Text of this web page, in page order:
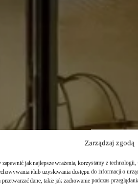
Zarządzaj zgodą
jak najlepsze wrażenia, korzystamy z
i/lub uzyskiwania dostępu do informacji o
przetwarzać dane, takie jak zachowanie podczas